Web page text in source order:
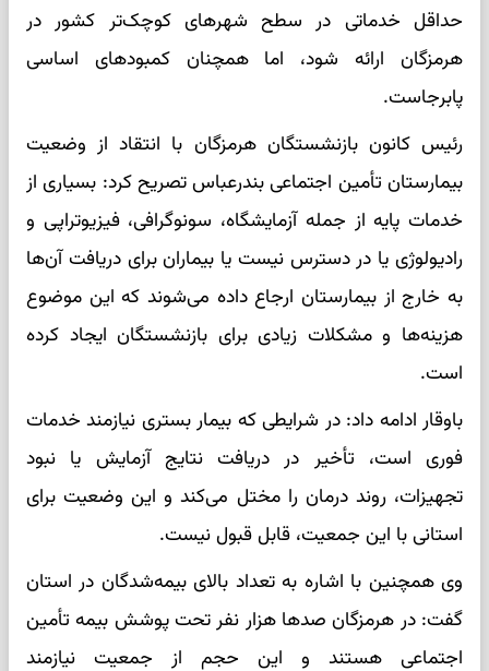
حداقل خدماتی در سطح شهرهای کوچک‌تر کشور در
هرمزگان ارائه شود، اما همچنان کمبودهای اساسی
پابرجاست.
رئیس کانون بازنشستگان هرمزگان با انتقاد از وضعیت
بیمارستان تأمین اجتماعی بندرعباس تصریح کرد: بسیاری از
خدمات پایه از جمله آزمایشگاه، سونوگرافی، فیزیوتراپی و
رادیولوژی یا در دسترس نیست یا بیماران برای دریافت آن‌ها
به خارج از بیمارستان ارجاع داده می‌شوند که این موضوع
هزینه‌ها و مشکلات زیادی برای بازنشستگان ایجاد کرده
است.
باوقار ادامه داد: در شرایطی که بیمار بستری نیازمند خدمات
فوری است، تأخیر در دریافت نتایج آزمایش یا نبود
تجهیزات، روند درمان را مختل می‌کند و این وضعیت برای
استانی با این جمعیت، قابل قبول نیست.
وی همچنین با اشاره به تعداد بالای بیمه‌شدگان در استان
گفت: در هرمزگان صدها هزار نفر تحت پوشش بیمه تأمین
اجتماعی هستند و این حجم از جمعیت نیازمند